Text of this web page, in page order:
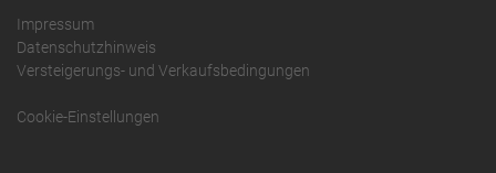
Impressum
Datenschutzhinweis
Versteigerungs- und Verkaufsbedingungen
Cookie-Einstellungen